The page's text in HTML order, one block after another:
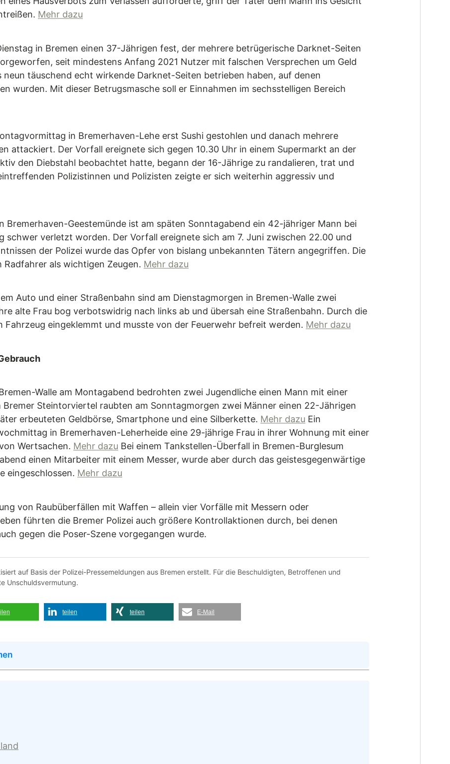
Mehr dazu
in Bremen einen 37-Jährigen fest, der mehrere betrügerische Darknet-Seiten
seit mindestens Anfang 2021 Nutzer mit falschen Versprechen um Geld
täuschend echt wirkende Darknet-Seiten betrieben haben, auf denen
wurden. Mit dieser Betrugsmasche soll er Einnahmen im sechsstelligen Bereich
in Bremerhaven-Lehe erst Sushi gestohlen und danach mehrere
attackiert. Der Vorfall ereignete sich gegen 10.30 Uhr in einem Supermarkt an der
den Diebstahl beobachtet hatte, begann der 16-Jährige zu randalieren, trat und
Polizistinnen und Polizisten zeigte er sich weiterhin aggressiv und
Bremerhaven-Geestemünde ist am späten Sonntagabend ein 42-jähriger Mann bei
schwer verletzt worden. Der Vorfall ereignete sich am 7. Juni zwischen 22.00 und
der Polizei wurde das Opfer von bislang unbekannten Tätern angegriffen. Die
als wichtigen Zeugen. Mehr dazu
Auto und einer Straßenbahn sind am Dienstagmorgen in Bremen-Walle zwei
alte Frau bog verbotswidrig nach links ab und übersah eine Straßenbahn. Durch die
Fahrzeug eingeklemmt und musste von der Feuerwehr befreit werden. Mehr dazu
Walle am Montagabend bedrohten zwei Jugendliche einen Mann mit einer
Bremer Steintorviertel raubten am Sonntagmorgen zwei Männer einen 22-Jährigen
erbeuteten Geldbörse, Smartphone und eine Silberkette. Mehr dazu Ein
in Bremerhaven-Leherheide eine 29-jährige Frau in ihrer Wohnung mit einer
Wertsachen. Mehr dazu Bei einem Tankstellen-Überfall in Bremen-Burglesum
einen Mitarbeiter mit einem Messer, wurde aber durch das geistesgegenwärtige
eingeschlossen. Mehr dazu
von Raubüberfällen mit Waffen – allein vier Vorfälle mit Messern oder
führten die Bremer Polizei auch größere Kontrollaktionen durch, bei denen
gegen die Poser-Szene vorgegangen wurde.
auf Basis der Polizei-Pressemeldungen aus Bremen erstellt. Für die Beschuldigten, Betroffenen und
Unschuldsvermutung.
teilen teilen E-Mail